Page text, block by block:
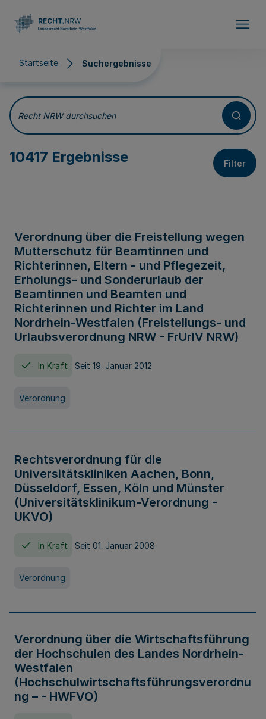
Startseite Suchergebnisse
Suchergebnisse
Recht NRW durchsuchen
10417 Ergebnisse Filter
Verordnung über die Freistellung wegen
Mutterschutz für Beamtinnen und
Richterinnen, Eltern - und Pflegezeit,
Erholungs- und Sonderurlaub der
Beamtinnen und Beamten und
Richterinnen und Richter im Land
Nordrhein-Westfalen (Freistellungs- und
Urlaubsverordnung NRW - FrUrlV NRW)
In Kraft Seit 19. Januar 2012
Verordnung
Rechtsverordnung für die
Universitätskliniken Aachen, Bonn,
Düsseldorf, Essen, Köln und Münster
(Universitätsklinikum-Verordnung -
UKVO)
In Kraft Seit 01. Januar 2008
Verordnung
Verordnung über die Wirtschaftsführung
der Hochschulen des Landes Nordrhein-
Westfalen
(Hochschulwirtschaftsführungsverordnu
ng – - HWFVO)